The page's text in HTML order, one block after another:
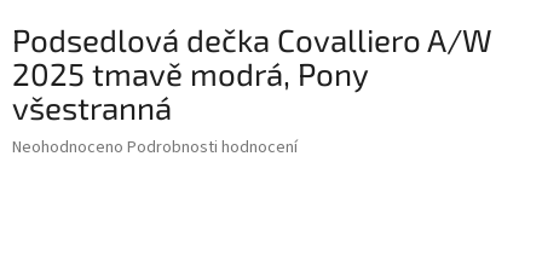
Podsedlová dečka Covalliero A/W
2025 tmavě modrá, Pony
všestranná
Průměrné
Neohodnoceno Podrobnosti hodnocení